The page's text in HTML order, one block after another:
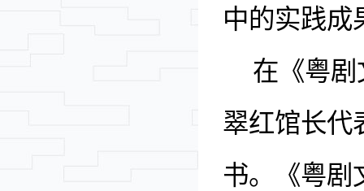
中的实践成
在《粤
翠红馆长代
书。《粤剧